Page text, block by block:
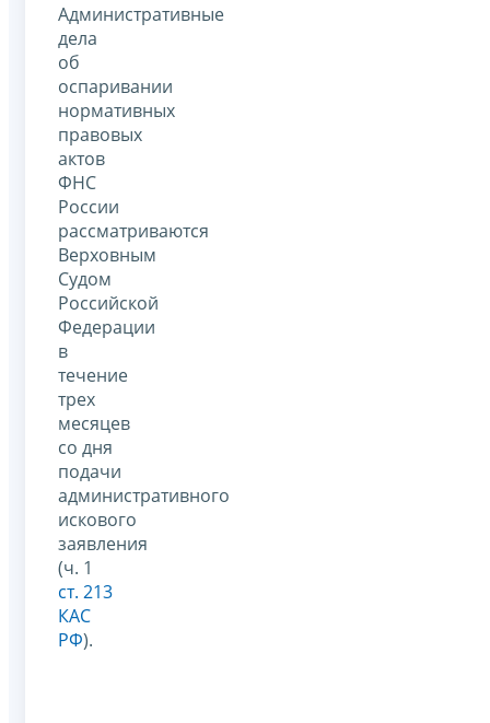
Административные
дела
об
оспаривании
нормативных
правовых
актов
ФНС
России
рассматриваются
Верховным
Судом
Российской
Федерации
в
течение
трех
месяцев
со дня
подачи
административного
искового
заявления
(ч. 1
ст. 213
КАС
РФ).